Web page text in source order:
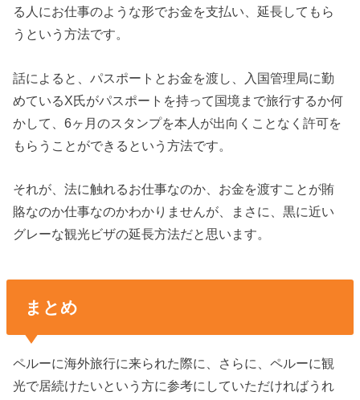
る人にお仕事のような形でお金を支払い、延長してもら
うという方法です。
話によると、パスポートとお金を渡し、入国管理局に勤
めているX氏がパスポートを持って国境まで旅行するか何
かして、6ヶ月のスタンプを本人が出向くことなく許可を
もらうことができるという方法です。
それが、法に触れるお仕事なのか、お金を渡すことが賄
賂なのか仕事なのかわかりませんが、まさに、黒に近い
グレーな観光ビザの延長方法だと思います。
まとめ
ペルーに海外旅行に来られた際に、さらに、ペルーに観
光で居続けたいという方に参考にしていただければうれ